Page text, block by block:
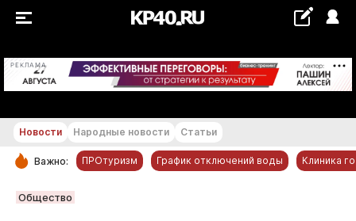
РЕКЛАМА +24...+25 °С
РУБРИКИ
Новости Народные новости Статьи
Важно: ПРОтуризм График отключений воды Клиника
Общество